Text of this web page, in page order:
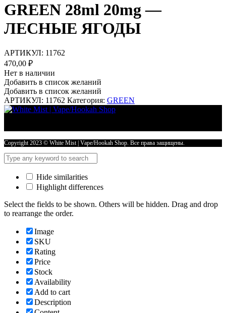
GREEN 28ml 20mg —
ЛЕCНЫЕ ЯГОДЫ
АРТИКУЛ: 11762
470,00 ₽
Нет в наличии
Добавить в список желаний
Добавить в список желаний
АРТИКУЛ: 11762 Категория: GREEN
Copyright 2023 © White Mist | Vape/Hookah Shop. Все права защищены.
Hide similarities
Highlight differences
Select the fields to be shown. Others will be hidden. Drag and drop
to rearrange the order.
Image
SKU
Rating
Price
Stock
Availability
Add to cart
Description